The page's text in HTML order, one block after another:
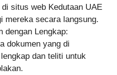
situs web Kedutaan UAE
mereka secara langsung.
dengan Lengkap:
dokumen yang di
dan teliti untuk